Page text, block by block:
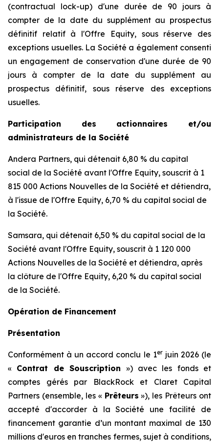
(contractual lock-up) d'une durée de 90 jours à
compter de la date du supplément au prospectus
définitif relatif à l'Offre Equity, sous réserve des
exceptions usuelles. La Société a également consenti
un engagement de conservation d'une durée de 90
jours à compter de la date du supplément au
prospectus définitif, sous réserve des exceptions
usuelles.
Participation des actionnaires et/ou
administrateurs de la Société
Andera Partners, qui détenait 6,80 % du capital
social de la Société avant l'Offre Equity, souscrit à 1
815 000 Actions Nouvelles de la Société et détiendra,
à l'issue de l'Offre Equity, 6,70 % du capital social de
la Société.
Samsara, qui détenait 6,50 % du capital social de la
Société avant l'Offre Equity, souscrit à 1 120 000
Actions Nouvelles de la Société et détiendra, après
la clôture de l'Offre Equity, 6,20 % du capital social
de la Société.
Opération de Financement
Présentation
Conformément à un accord conclu le 1erjuin 2026 (le
« Contrat de Souscription ») avec les fonds et
comptes gérés par BlackRock et Claret Capital
Partners (ensemble, les « Prêteurs »), les Prêteurs ont
accepté d'accorder à la Société une facilité de
financement garantie d’un montant maximal de 130
millions d'euros en tranches fermes, sujet à conditions,